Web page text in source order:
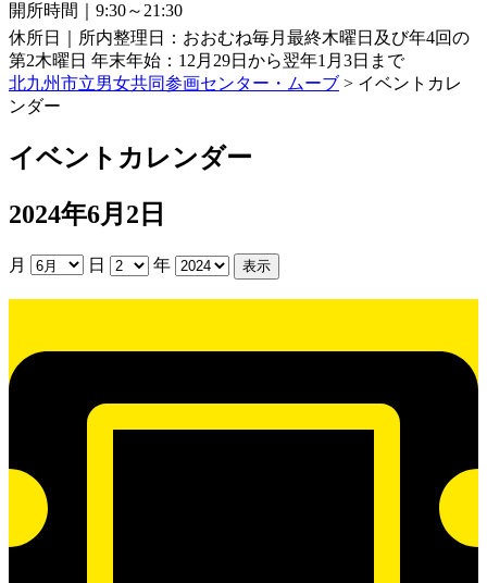
開所時間｜9:30～21:30
休所日｜所内整理日：おおむね毎月最終木曜日及び年4回の
第2木曜日 年末年始：12月29日から翌年1月3日まで
北九州市立男女共同参画センター・ムーブ > イベントカレ
ンダー
イベントカレンダー
2024年6月2日
月 日 年
抽
選